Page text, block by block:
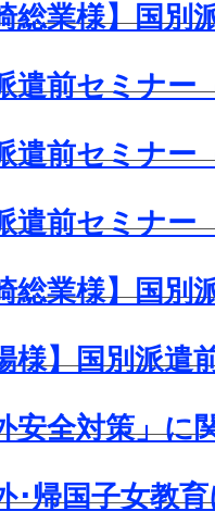
総業様】国別
遣前セミナー
遣前セミナー
遣前セミナー
総業様】国別
様】国別派遣
安全対策」に
･帰国子女教